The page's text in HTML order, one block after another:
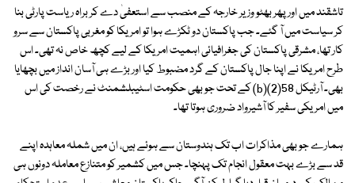
تاشقند میں اور پھر بھٹو وزیر خارجہ کے منصب سے استعفیٰ دے کر براہ ریاست پارٹی بنا
کر سیاست میں آ گئے۔ جب پاکستان دو ٹکڑے ہوا تو امریکا کو مغربی پاکستان سے سرو
کار تھا، مشرقی پاکستان کی جغرافیائی اہمیت امریکا کے لیے کچھ خاص نہ تھی۔ اس
طرح امریکا نے اپنا جال پاکستان کے گرد مضبوط کیا اور بڑے ہی آسان انداز میں بچھایا
بھی۔ آرٹیکل 58(2)(b) کے تحت جو بھی حکومت اسٹیبلشمنٹ نے رخصت کی اس
میں امریکی سفیر کا آشیرواد ضروری ہوتا تھا۔
ہمارے جو بھی مذاکرات اب تک ہندوستان سے ہوئے ہیں، ان میں شملہ معاہدہ اپنے
قد سے بڑے بہت معقول انجام تک پہنچا۔ جس میں کشمیر کو متنازع معاملہ دونوں ہی